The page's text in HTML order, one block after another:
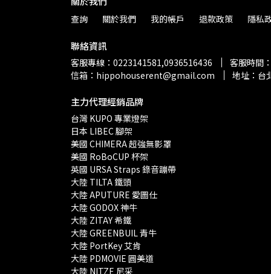
查詢 關於我們 我的帳戶 退款政策 隱私
聯絡資訊
客服專線：0223141581,0936516436
客服時間
信箱：hippohouserent@gmail.com
地址：台
主力代理經銷品牌
台灣 KUPO 專業燈架
日本 LIBEC 腳架
美國 CHIMERA 超強無影罩
美國 RoBoCUP 杯架
英國 URSA Straps 錄音蹦帶
大陸 TILTA 鐵頭
大陸 APUTURE 愛圖仕
大陸 GODOX 神牛
大陸 ZITAY 希鐵
大陸 GREENBUIL 青牛
大陸 PortKey 艾肯
大陸 PDMOVIE 圓美道
大陸 NITZE 尼采